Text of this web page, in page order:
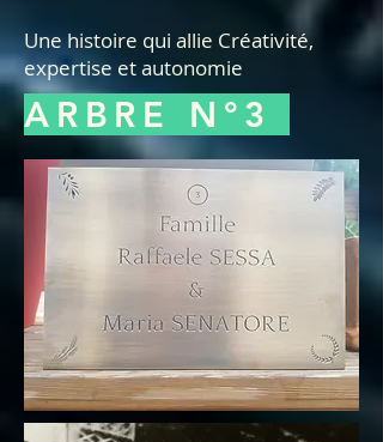
Une histoire qui allie Créativité,
expertise et autonomie
ARBRE N°3